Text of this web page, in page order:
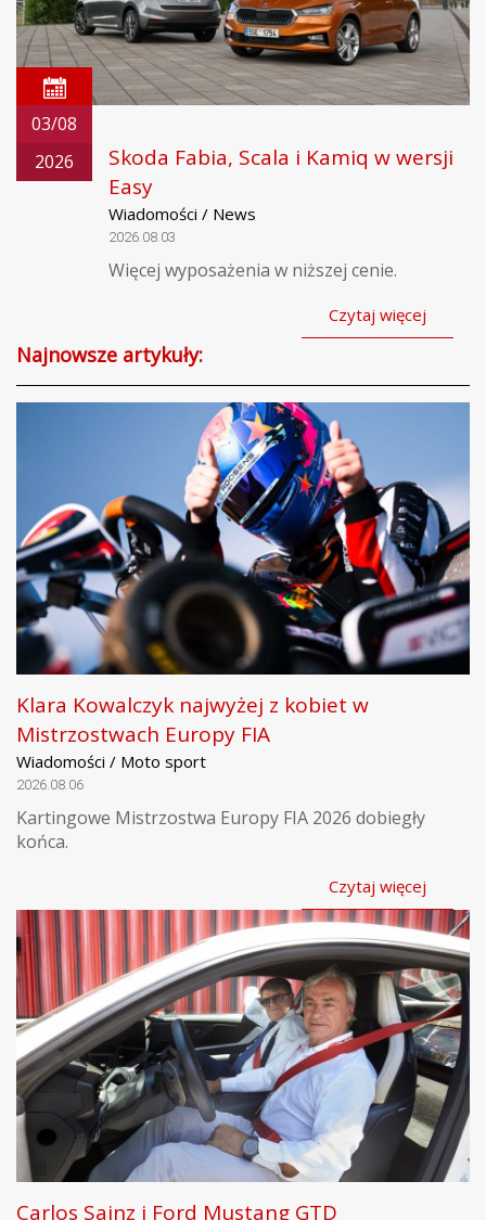
03/08
2026
Skoda Fabia, Scala i Kamiq w wersji
Easy
Wiadomości / News
2026.08.03
Więcej wyposażenia w niższej cenie.
Czytaj więcej
Najnowsze artykuły:
Klara Kowalczyk najwyżej z kobiet w
Mistrzostwach Europy FIA
Wiadomości / Moto sport
2026.08.06
Kartingowe Mistrzostwa Europy FIA 2026 dobiegły
końca.
Czytaj więcej
Carlos Sainz i Ford Mustang GTD